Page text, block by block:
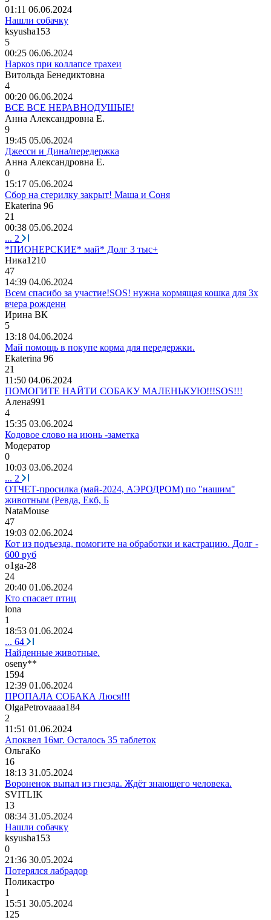
01:11 06.06.2024
Нашли собачку
ksyusha153
5
00:25 06.06.2024
Наркоз при коллапсе трахеи
Витольда Бенедиктовна
4
00:20 06.06.2024
ВСЕ ВСЕ НЕРАВНОДУШЫЕ!
Анна Александровна Е.
9
19:45 05.06.2024
Джесси и Дина/передержка
Анна Александровна Е.
0
15:17 05.06.2024
Сбор на стерилку закрыт! Маша и Соня
Ekaterina 96
21
00:38 05.06.2024
... 2
*ПИОНЕРСКИЕ* май* Долг 3 тыс+
Ника1210
47
14:39 04.06.2024
Всем спасибо за участие!SOS! нужна кормящая кошка для 3х
вчера рожденн
Ирина ВК
5
13:18 04.06.2024
Май помощь в покупе корма для передержки.
Ekaterina 96
21
11:50 04.06.2024
ПОМОГИТЕ НАЙТИ СОБАКУ МАЛЕНЬКУЮ!!!SOS!!!
Алена991
4
15:35 03.06.2024
Кодовое слово на июнь -заметка
Модератор
0
10:03 03.06.2024
... 2
ОТЧЕТ-просилка (май-2024, АЭРОДРОМ) по "нашим"
животным (Ревда, Екб, Б
NataMouse
47
19:03 02.06.2024
Кот из подъезда, помогите на обработки и кастрацию. Долг -
600 руб
o1ga-28
24
20:40 01.06.2024
Кто спасает птиц
lona
1
18:53 01.06.2024
... 64
Найденные животные.
oseny**
1594
12:39 01.06.2024
ПРОПАЛА СОБАКА Люся!!!
OlgaPetrovaaaa184
2
11:51 01.06.2024
Апоквел 16мг. Осталось 35 таблеток
ОльгаКо
16
18:13 31.05.2024
Вороненок выпал из гнезда. Ждёт знающего человека.
SVITLIK
13
08:34 31.05.2024
Нашли собачку
ksyusha153
0
21:36 30.05.2024
Потерялся лабрадор
Поликастро
1
15:51 30.05.2024
125